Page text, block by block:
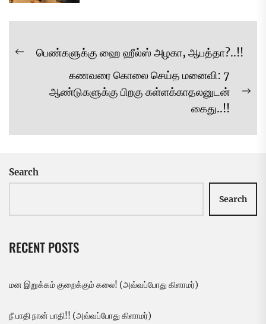
Post
Previous
பெண்களுக்கு ஹை ஹீல்ஸ் அழகா, ஆபத்தா?..!!
கணவரை கொலை செய்த மனைவி: 7
ஆண்டுகளுக்கு பிறகு கள்ளக்காதலனுடன்
கைது..!!
Search
Search
RECENT POSTS
மன இறுக்கம் குறைக்கும் கலை! (அவ்வப்போது கிளாமர்)
நீ பாதி நான் பாதி!! (அவ்வப்போது கிளாமர்)